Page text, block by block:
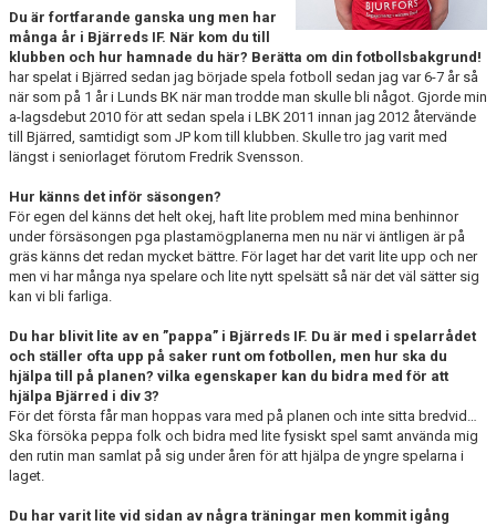
MATCHER
Du är fortfarande ganska ung men har
många år i Bjärreds IF. När kom du till
klubben och hur hamnade du här? Berätta om din fotbollsbakgrund!
har spelat i Bjärred sedan jag började spela fotboll sedan jag var 6-7 år så
när som på 1 år i Lunds BK när man trodde man skulle bli något. Gjorde min
a-lagsdebut 2010 för att sedan spela i LBK 2011 innan jag 2012 återvände
till Bjärred, samtidigt som JP kom till klubben. Skulle tro jag varit med
längst i seniorlaget förutom Fredrik Svensson.
Hur känns det inför säsongen?
För egen del känns det helt okej, haft lite problem med mina benhinnor
under försäsongen pga plastamögplanerna men nu när vi äntligen är på
gräs känns det redan mycket bättre. För laget har det varit lite upp och ner
men vi har många nya spelare och lite nytt spelsätt så när det väl sätter sig
kan vi bli farliga.
Du har blivit lite av en ”pappa” i Bjärreds IF. Du är med i spelarrådet
och ställer ofta upp på saker runt om fotbollen, men hur ska du
hjälpa till på planen? vilka egenskaper kan du bidra med för att
hjälpa Bjärred i div 3?
För det första får man hoppas vara med på planen och inte sitta bredvid…
Ska försöka peppa folk och bidra med lite fysiskt spel samt använda mig
den rutin man samlat på sig under åren för att hjälpa de yngre spelarna i
laget.
Du har varit lite vid sidan av några träningar men kommit igång